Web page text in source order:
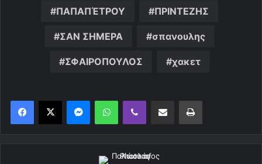
ΠΑΠΑΠΈΤΡΟΥ ΠΡΙΝΤΕΖΗΣ
ΣΑΝ ΣΗΜΕΡΑ σπανουλης
ΣΦΑΙΡΟΠΟΥΛΟΣ χακετ
MessengerWhatsAppViber Κοινοποίηση μέσω ηλεκτρονικού ταχυδρομείουΕκτύπωση